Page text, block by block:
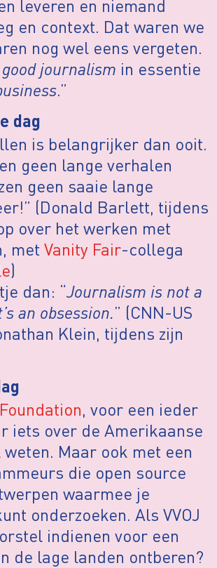
leveren en niemand
en context. Dat waren we
nog wel eens vergeten.
good journalism in essentie
.”
dag
is belangrijker dan ooit.
geen lange verhalen
geen saaie lange
(Donald Barlett, tijdens
over het werken met
met Vanity Fair-collega
)
dan: “Journalism is not a
an obsession.” (CNN-US
Klein, tijdens zijn
, voor een ieder
iets over de Amerikaanse
Maar ook met een
die open source
waarmee je
onderzoeken. Als VVOJ
indienen voor een
de lage landen ontberen?